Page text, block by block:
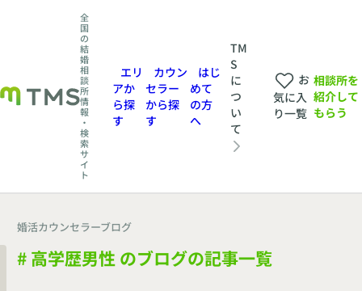
全
国
の
結
婚
相
談
所
情
報
・
検
索
サ
イ
ト
エリ
アか
ら探
す
カウン
セラー
から探
す
はじ
めて
の方
へ
TM
S
に
つ
い
て
お
気に入
り一覧
相談所を
紹介して
もらう
婚活カウンセラーブログ
# 高学歴男性 のブログの記事一覧